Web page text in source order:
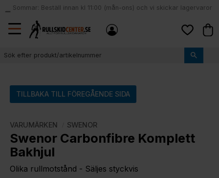
Meny
local_shipping
Sommar: Beställ innan kl 11:00 (mån-ons) och vi skickar lagervaror
samma dag
TILLBAKA TILL FÖREGÅENDE SIDA
VARUMÄRKEN SWENOR
Swenor Carbonfibre Komplett
Bakhjul
Olika rullmotstånd - Säljes styckvis